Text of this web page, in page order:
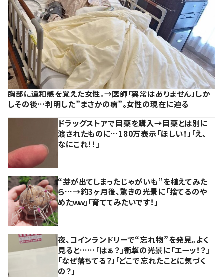
胸部に違和感を覚えた女性。→医師「異常はありません」しか
しその後…判明した”まさかの病”。女性の現在に迫る
ドラッグストアで目薬を購入→目薬とは別に
渡されたものに…180万表示「ほしい！」「え、
なにこれ！！」
“芽が出てしまったじゃがいも”を植えてみた
ら…→約3ヶ月後、驚きの光景に「捨てるのや
めたｗｗ」「育ててみたいです！」
夜、コインランドリーで“忘れ物”を発見。よく
見ると……「はぁ？」衝撃の光景に「エーッ！？」
「なぜ落ちてる？」「どこで忘れたことに気づく
の？」